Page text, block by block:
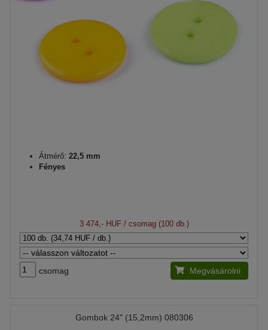
Átmérő: 22,5 mm
Fényes
3 474,- HUF/ csomag (100 db.)
csomag Megvásárolni
Gombok 24" (15,2mm) 080306